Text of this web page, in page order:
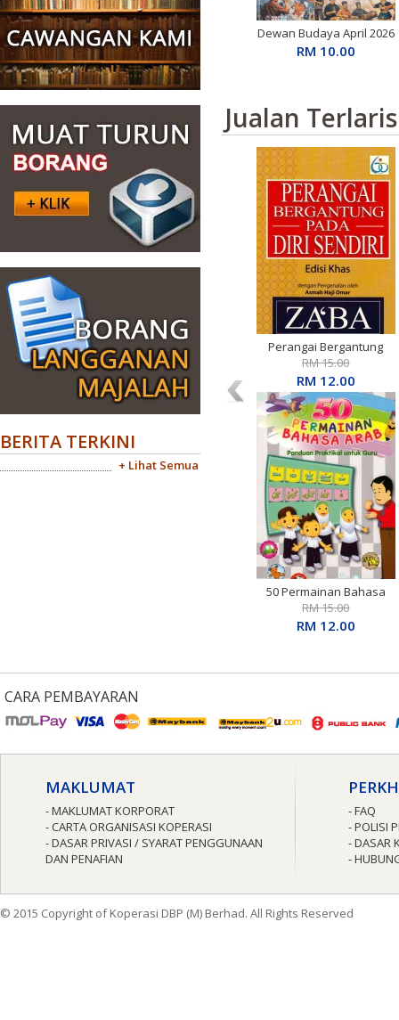
BERITA TERKINI
+ Lihat Semua
Dewan Budaya April 2026
RM 10.00
Jualan Terlaris
Perangai Bergantung
Pada Diri Sendiri Edisi
Khas
RM 15.00
RM 12.00
50 Permainan Bahasa
Arab: Panduan Praktikal
untuk Guru
RM 15.00
RM 12.00
CARA PEMBAYARAN
MAKLUMAT
- MAKLUMAT KORPORAT
- CARTA ORGANISASI KOPERASI
- DASAR PRIVASI / SYARAT PENGGUNAAN
DAN PENAFIAN
- FAQ
- POLISI
- DASAR
-
© 2015 Copyright of Koperasi DBP (M) Berhad. All Rights Reserved